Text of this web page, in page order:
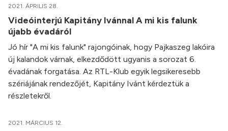
2021. ÁPRILIS 28.
Videóinterjú Kapitány Ivánnal A mi kis falunk
újabb évadáról
Jó hír "A mi kis falunk" rajongóinak, hogy Pajkaszeg lakóira
új kalandok várnak, elkezdődött ugyanis a sorozat 6.
évadának forgatása. Az RTL-Klub egyik legsikeresebb
szériájának rendezőjét, Kapitány Ivánt kérdeztük a
részletekről.
2021. MÁRCIUS 12.